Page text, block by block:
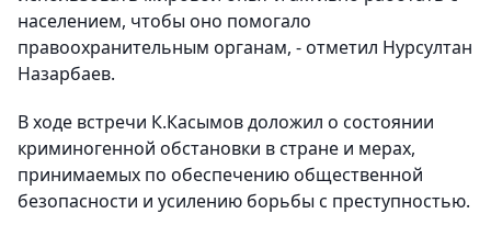
населением, чтобы оно помогало
правоохранительным органам, - отметил Нурсултан
Назарбаев.
В ходе встречи К.Касымов доложил о состоянии
криминогенной обстановки в стране и мерах,
принимаемых по обеспечению общественной
безопасности и усилению борьбы с преступностью.